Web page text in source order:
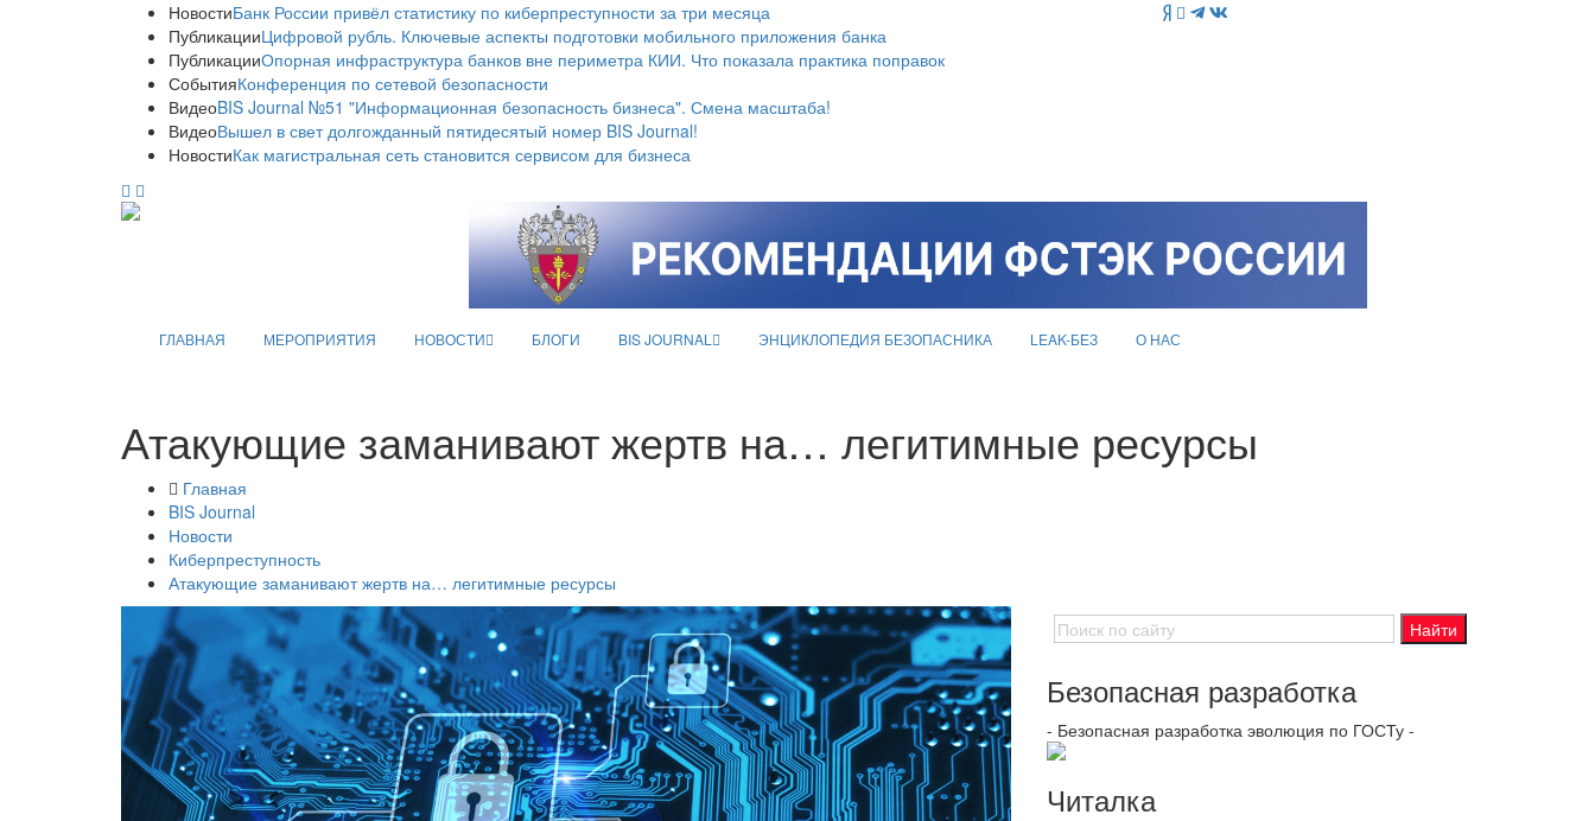
НовостиБанк России привёл статистику по киберпреступности за три месяца
ПубликацииЦифровой рубль. Ключевые аспекты подготовки мобильного приложения банка
ПубликацииОпорная инфраструктура банков вне периметра КИИ. Что показала практика поправок
СобытияКонференция по сетевой безопасности
ВидеоBIS Journal №51 "Информационная безопасность бизнеса". Смена масштаба!
ВидеоВышел в свет долгожданный пятидесятый номер BIS Journal!
НовостиКак магистральная сеть становится сервисом для бизнеса
ГЛАВНАЯ МЕРОПРИЯТИЯ НОВОСТИ БЛОГИ BIS JOURNAL ЭНЦИКЛОПЕДИЯ БЕЗОПАСНИКА LEAK-БЕЗ О НАС
Атакующие заманивают жертв на… легитимные ресурсы
Главная
BIS Journal
Новости
Киберпреступность
Атакующие заманивают жертв на… легитимные ресурсы
Безопасная разработка
- Безопасная разработка эволюция по ГОСТу -
Читалка